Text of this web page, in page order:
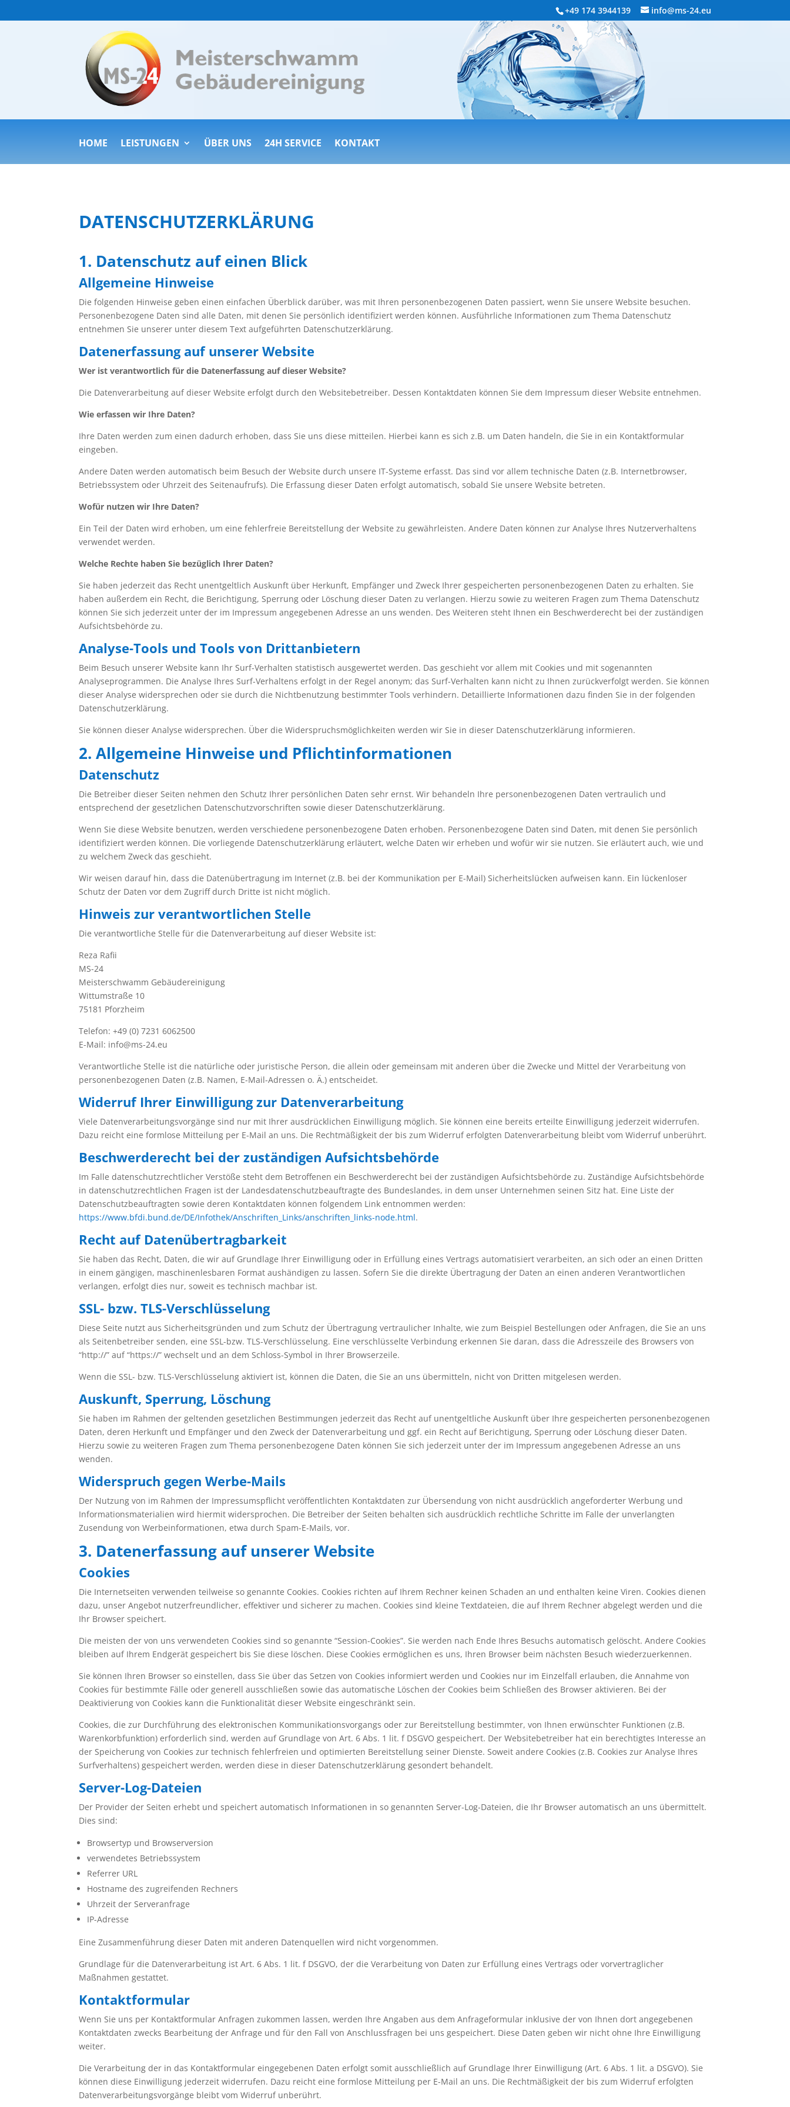
+49 174 3944139 info@ms-24.eu
HOME LEISTUNGEN ÜBER UNS 24H SERVICE KONTAKT
DATENSCHUTZERKLÄRUNG
1. Datenschutz auf einen Blick
Allgemeine Hinweise
Die folgenden Hinweise geben einen einfachen Überblick darüber, was mit Ihren personenbezogenen Daten passiert, wenn Sie unsere Website besuchen.
Personenbezogene Daten sind alle Daten, mit denen Sie persönlich identifiziert werden können. Ausführliche Informationen zum Thema Datenschutz
entnehmen Sie unserer unter diesem Text aufgeführten Datenschutzerklärung.
Datenerfassung auf unserer Website
Wer ist verantwortlich für die Datenerfassung auf dieser Website?
Die Datenverarbeitung auf dieser Website erfolgt durch den Websitebetreiber. Dessen Kontaktdaten können Sie dem Impressum dieser Website entnehmen.
Wie erfassen wir Ihre Daten?
Ihre Daten werden zum einen dadurch erhoben, dass Sie uns diese mitteilen. Hierbei kann es sich z.B. um Daten handeln, die Sie in ein Kontaktformular
eingeben.
Andere Daten werden automatisch beim Besuch der Website durch unsere IT-Systeme erfasst. Das sind vor allem technische Daten (z.B. Internetbrowser,
Betriebssystem oder Uhrzeit des Seitenaufrufs). Die Erfassung dieser Daten erfolgt automatisch, sobald Sie unsere Website betreten.
Wofür nutzen wir Ihre Daten?
Ein Teil der Daten wird erhoben, um eine fehlerfreie Bereitstellung der Website zu gewährleisten. Andere Daten können zur Analyse Ihres Nutzerverhaltens
verwendet werden.
Welche Rechte haben Sie bezüglich Ihrer Daten?
Sie haben jederzeit das Recht unentgeltlich Auskunft über Herkunft, Empfänger und Zweck Ihrer gespeicherten personenbezogenen Daten zu erhalten. Sie
haben außerdem ein Recht, die Berichtigung, Sperrung oder Löschung dieser Daten zu verlangen. Hierzu sowie zu weiteren Fragen zum Thema Datenschutz
können Sie sich jederzeit unter der im Impressum angegebenen Adresse an uns wenden. Des Weiteren steht Ihnen ein Beschwerderecht bei der zuständigen
Aufsichtsbehörde zu.
Analyse-Tools und Tools von Drittanbietern
Beim Besuch unserer Website kann Ihr Surf-Verhalten statistisch ausgewertet werden. Das geschieht vor allem mit Cookies und mit sogenannten
Analyseprogrammen. Die Analyse Ihres Surf-Verhaltens erfolgt in der Regel anonym; das Surf-Verhalten kann nicht zu Ihnen zurückverfolgt werden. Sie können
dieser Analyse widersprechen oder sie durch die Nichtbenutzung bestimmter Tools verhindern. Detaillierte Informationen dazu finden Sie in der folgenden
Datenschutzerklärung.
Sie können dieser Analyse widersprechen. Über die Widerspruchsmöglichkeiten werden wir Sie in dieser Datenschutzerklärung informieren.
2. Allgemeine Hinweise und Pflichtinformationen
Datenschutz
Die Betreiber dieser Seiten nehmen den Schutz Ihrer persönlichen Daten sehr ernst. Wir behandeln Ihre personenbezogenen Daten vertraulich und
entsprechend der gesetzlichen Datenschutzvorschriften sowie dieser Datenschutzerklärung.
Wenn Sie diese Website benutzen, werden verschiedene personenbezogene Daten erhoben. Personenbezogene Daten sind Daten, mit denen Sie persönlich
identifiziert werden können. Die vorliegende Datenschutzerklärung erläutert, welche Daten wir erheben und wofür wir sie nutzen. Sie erläutert auch, wie und
zu welchem Zweck das geschieht.
Wir weisen darauf hin, dass die Datenübertragung im Internet (z.B. bei der Kommunikation per E-Mail) Sicherheitslücken aufweisen kann. Ein lückenloser
Schutz der Daten vor dem Zugriff durch Dritte ist nicht möglich.
Hinweis zur verantwortlichen Stelle
Die verantwortliche Stelle für die Datenverarbeitung auf dieser Website ist:
Reza Rafii
MS-24
Meisterschwamm Gebäudereinigung
Wittumstraße 10
75181 Pforzheim
Telefon: +49 (0) 7231 6062500
E-Mail: info@ms-24.eu
Verantwortliche Stelle ist die natürliche oder juristische Person, die allein oder gemeinsam mit anderen über die Zwecke und Mittel der Verarbeitung von
personenbezogenen Daten (z.B. Namen, E-Mail-Adressen o. Ä.) entscheidet.
Widerruf Ihrer Einwilligung zur Datenverarbeitung
Viele Datenverarbeitungsvorgänge sind nur mit Ihrer ausdrücklichen Einwilligung möglich. Sie können eine bereits erteilte Einwilligung jederzeit widerrufen.
Dazu reicht eine formlose Mitteilung per E-Mail an uns. Die Rechtmäßigkeit der bis zum Widerruf erfolgten Datenverarbeitung bleibt vom Widerruf unberührt.
Beschwerderecht bei der zuständigen Aufsichtsbehörde
Im Falle datenschutzrechtlicher Verstöße steht dem Betroffenen ein Beschwerderecht bei der zuständigen Aufsichtsbehörde zu. Zuständige Aufsichtsbehörde
in datenschutzrechtlichen Fragen ist der Landesdatenschutzbeauftragte des Bundeslandes, in dem unser Unternehmen seinen Sitz hat. Eine Liste der
Datenschutzbeauftragten sowie deren Kontaktdaten können folgendem Link entnommen werden:
https://www.bfdi.bund.de/DE/Infothek/Anschriften_Links/anschriften_links-node.html.
Recht auf Datenübertragbarkeit
Sie haben das Recht, Daten, die wir auf Grundlage Ihrer Einwilligung oder in Erfüllung eines Vertrags automatisiert verarbeiten, an sich oder an einen Dritten
in einem gängigen, maschinenlesbaren Format aushändigen zu lassen. Sofern Sie die direkte Übertragung der Daten an einen anderen Verantwortlichen
verlangen, erfolgt dies nur, soweit es technisch machbar ist.
SSL- bzw. TLS-Verschlüsselung
Diese Seite nutzt aus Sicherheitsgründen und zum Schutz der Übertragung vertraulicher Inhalte, wie zum Beispiel Bestellungen oder Anfragen, die Sie an uns
als Seitenbetreiber senden, eine SSL-bzw. TLS-Verschlüsselung. Eine verschlüsselte Verbindung erkennen Sie daran, dass die Adresszeile des Browsers von
“http://” auf “https://” wechselt und an dem Schloss-Symbol in Ihrer Browserzeile.
Wenn die SSL- bzw. TLS-Verschlüsselung aktiviert ist, können die Daten, die Sie an uns übermitteln, nicht von Dritten mitgelesen werden.
Auskunft, Sperrung, Löschung
Sie haben im Rahmen der geltenden gesetzlichen Bestimmungen jederzeit das Recht auf unentgeltliche Auskunft über Ihre gespeicherten personenbezogenen
Daten, deren Herkunft und Empfänger und den Zweck der Datenverarbeitung und ggf. ein Recht auf Berichtigung, Sperrung oder Löschung dieser Daten.
Hierzu sowie zu weiteren Fragen zum Thema personenbezogene Daten können Sie sich jederzeit unter der im Impressum angegebenen Adresse an uns
wenden.
Widerspruch gegen Werbe-Mails
Der Nutzung von im Rahmen der Impressumspflicht veröffentlichten Kontaktdaten zur Übersendung von nicht ausdrücklich angeforderter Werbung und
Informationsmaterialien wird hiermit widersprochen. Die Betreiber der Seiten behalten sich ausdrücklich rechtliche Schritte im Falle der unverlangten
Zusendung von Werbeinformationen, etwa durch Spam-E-Mails, vor.
3. Datenerfassung auf unserer Website
Cookies
Die Internetseiten verwenden teilweise so genannte Cookies. Cookies richten auf Ihrem Rechner keinen Schaden an und enthalten keine Viren. Cookies dienen
dazu, unser Angebot nutzerfreundlicher, effektiver und sicherer zu machen. Cookies sind kleine Textdateien, die auf Ihrem Rechner abgelegt werden und die
Ihr Browser speichert.
Die meisten der von uns verwendeten Cookies sind so genannte “Session-Cookies”. Sie werden nach Ende Ihres Besuchs automatisch gelöscht. Andere Cookies
bleiben auf Ihrem Endgerät gespeichert bis Sie diese löschen. Diese Cookies ermöglichen es uns, Ihren Browser beim nächsten Besuch wiederzuerkennen.
Sie können Ihren Browser so einstellen, dass Sie über das Setzen von Cookies informiert werden und Cookies nur im Einzelfall erlauben, die Annahme von
Cookies für bestimmte Fälle oder generell ausschließen sowie das automatische Löschen der Cookies beim Schließen des Browser aktivieren. Bei der
Deaktivierung von Cookies kann die Funktionalität dieser Website eingeschränkt sein.
Cookies, die zur Durchführung des elektronischen Kommunikationsvorgangs oder zur Bereitstellung bestimmter, von Ihnen erwünschter Funktionen (z.B.
Warenkorbfunktion) erforderlich sind, werden auf Grundlage von Art. 6 Abs. 1 lit. f DSGVO gespeichert. Der Websitebetreiber hat ein berechtigtes Interesse an
der Speicherung von Cookies zur technisch fehlerfreien und optimierten Bereitstellung seiner Dienste. Soweit andere Cookies (z.B. Cookies zur Analyse Ihres
Surfverhaltens) gespeichert werden, werden diese in dieser Datenschutzerklärung gesondert behandelt.
Server-Log-Dateien
Der Provider der Seiten erhebt und speichert automatisch Informationen in so genannten Server-Log-Dateien, die Ihr Browser automatisch an uns übermittelt.
Dies sind:
Browsertyp und Browserversion
verwendetes Betriebssystem
Referrer URL
Hostname des zugreifenden Rechners
Uhrzeit der Serveranfrage
IP-Adresse
Eine Zusammenführung dieser Daten mit anderen Datenquellen wird nicht vorgenommen.
Grundlage für die Datenverarbeitung ist Art. 6 Abs. 1 lit. f DSGVO, der die Verarbeitung von Daten zur Erfüllung eines Vertrags oder vorvertraglicher
Maßnahmen gestattet.
Kontaktformular
Wenn Sie uns per Kontaktformular Anfragen zukommen lassen, werden Ihre Angaben aus dem Anfrageformular inklusive der von Ihnen dort angegebenen
Kontaktdaten zwecks Bearbeitung der Anfrage und für den Fall von Anschlussfragen bei uns gespeichert. Diese Daten geben wir nicht ohne Ihre Einwilligung
weiter.
Die Verarbeitung der in das Kontaktformular eingegebenen Daten erfolgt somit ausschließlich auf Grundlage Ihrer Einwilligung (Art. 6 Abs. 1 lit. a DSGVO). Sie
können diese Einwilligung jederzeit widerrufen. Dazu reicht eine formlose Mitteilung per E-Mail an uns. Die Rechtmäßigkeit der bis zum Widerruf erfolgten
Datenverarbeitungsvorgänge bleibt vom Widerruf unberührt.